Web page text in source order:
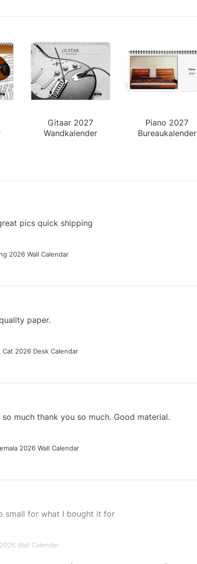
Gitaar 2027
Wandkalender
Piano 2027
Bureaukalender
pics quick shipping
2026 Wall Calendar
paper.
Cat 2026 Desk Calendar
much thank you so much. Good material.
2026 Wall Calendar
small for what I bought it for
Wall Calendar